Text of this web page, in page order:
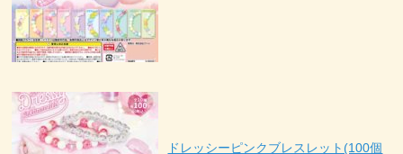
ドレッシーピンクブレスレット(100個